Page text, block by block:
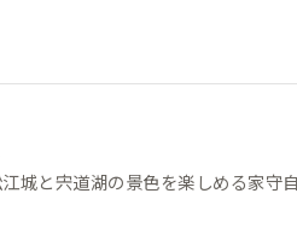
江城と宍道湖の景色を楽しめる家守